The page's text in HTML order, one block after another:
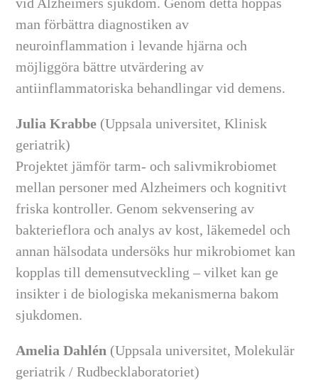
man förbättra diagnostiken av
neuroinflammation i levande hjärna och
möjliggöra bättre utvärdering av
antiinflammatoriska behandlingar vid demens.
Julia Krabbe (Uppsala universitet, Klinisk
geriatrik)
Projektet jämför tarm- och salivmikrobiomet
mellan personer med Alzheimers och kognitivt
friska kontroller. Genom sekvensering av
bakterieflora och analys av kost, läkemedel och
annan hälsodata undersöks hur mikrobiomet kan
kopplas till demensutveckling – vilket kan ge
insikter i de biologiska mekanismerna bakom
sjukdomen.
Amelia Dahlén (Uppsala universitet, Molekulär
geriatrik / Rudbecklaboratoriet)